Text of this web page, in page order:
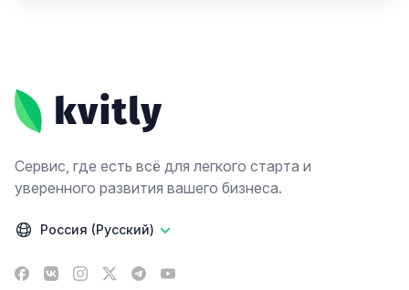
Сервис, где есть всё для легкого старта и
уверенного развития вашего бизнеса.
Россия (Русский)
Facebook
VK Instagram
X TelegramYouTube